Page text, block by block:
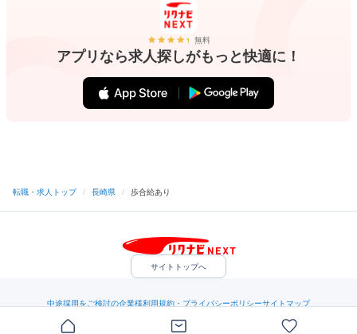
無料
アプリなら求人探しがもっと快適に！
転職・求人トップ / 長崎県 / 歩合給あり
サイトトップへ
中途採用をご検討の企業様利用規約・プライバシーポリシーサイトマップ
（C）Indeed Inc.